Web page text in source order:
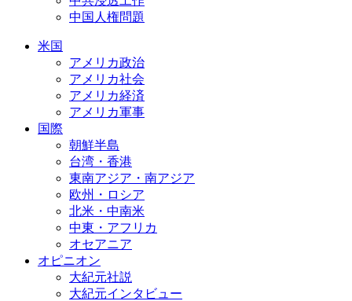
中国人権問題
米国
アメリカ政治
アメリカ社会
アメリカ経済
アメリカ軍事
国際
朝鮮半島
台湾・香港
東南アジア・南アジア
欧州・ロシア
北米・中南米
中東・アフリカ
オセアニア
オピニオン
大紀元社説
大紀元インタビュー